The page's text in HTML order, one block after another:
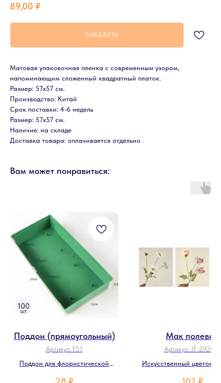
89,00 ₽
ЗАКАЗАТЬ
Матовая упаковочная пленка с современным узором,
напоминающим сложенный квадратный платок.
Размер: 57х57 см.
Производство: Китай
Срок поставки: 4-6 недель
Размер: 57х57 см.
Наличие: на складе
Доставка товара: оплачивается отдельно
Вам может понравиться:
Поддон (прямоугольный)
Артикул: F51
Поддон для флористической
Мак полевой
Артикул: JF-292001
Искусственный цветок